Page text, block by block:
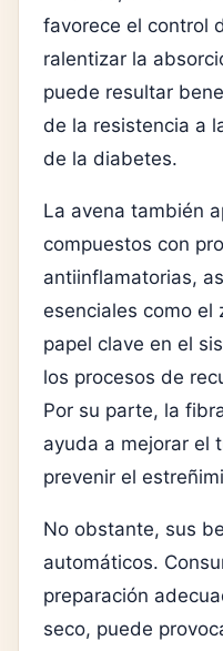
favorece el control
ralentizar la
puede resultar
de la resistencia a
de la diabetes.
La avena también
compuestos con
antiinflamatorias,
esenciales como el
papel clave en el
los procesos de
Por su parte, la
ayuda a mejorar el
prevenir el
No obstante, sus
automáticos.
preparación
seco, puede